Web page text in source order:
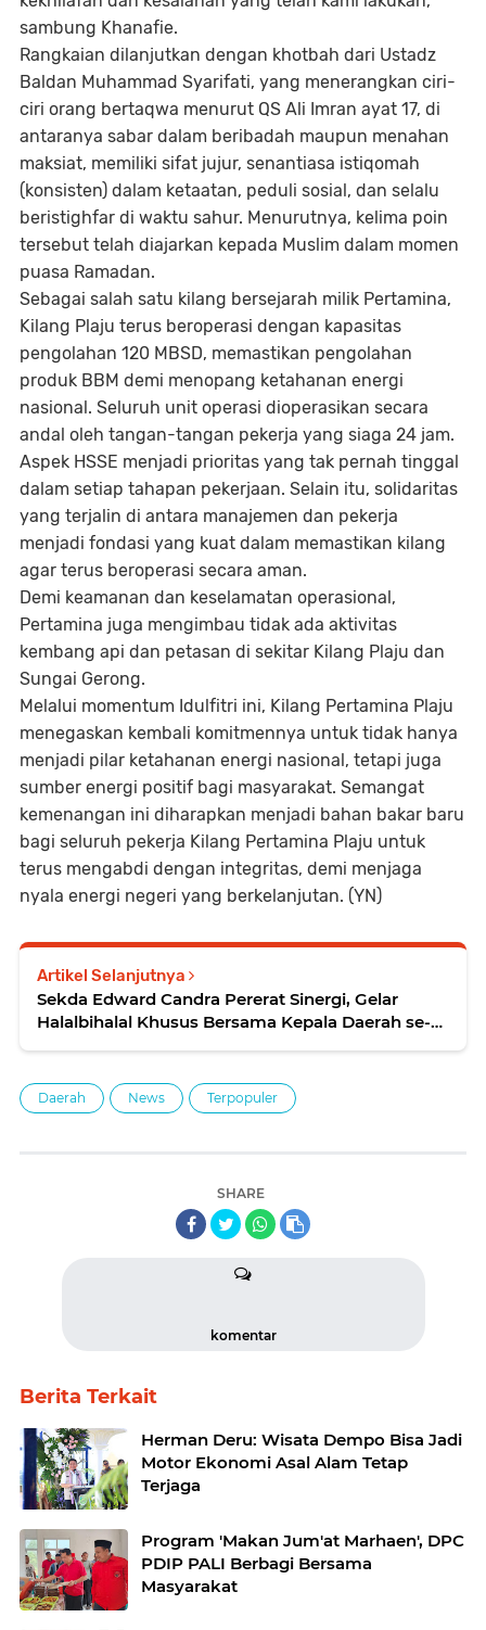
sambung Khanafie.
Rangkaian dilanjutkan dengan khotbah dari Ustadz
Baldan Muhammad Syarifati, yang menerangkan ciri-
ciri orang bertaqwa menurut QS Ali Imran ayat 17, di
antaranya sabar dalam beribadah maupun menahan
maksiat, memiliki sifat jujur, senantiasa istiqomah
(konsisten) dalam ketaatan, peduli sosial, dan selalu
beristighfar di waktu sahur. Menurutnya, kelima poin
tersebut telah diajarkan kepada Muslim dalam momen
puasa Ramadan.
Sebagai salah satu kilang bersejarah milik Pertamina,
Kilang Plaju terus beroperasi dengan kapasitas
pengolahan 120 MBSD, memastikan pengolahan
produk BBM demi menopang ketahanan energi
nasional. Seluruh unit operasi dioperasikan secara
andal oleh tangan-tangan pekerja yang siaga 24 jam.
Aspek HSSE menjadi prioritas yang tak pernah tinggal
dalam setiap tahapan pekerjaan. Selain itu, solidaritas
yang terjalin di antara manajemen dan pekerja
menjadi fondasi yang kuat dalam memastikan kilang
agar terus beroperasi secara aman.
Demi keamanan dan keselamatan operasional,
Pertamina juga mengimbau tidak ada aktivitas
kembang api dan petasan di sekitar Kilang Plaju dan
Sungai Gerong.
Melalui momentum Idulfitri ini, Kilang Pertamina Plaju
menegaskan kembali komitmennya untuk tidak hanya
menjadi pilar ketahanan energi nasional, tetapi juga
sumber energi positif bagi masyarakat. Semangat
kemenangan ini diharapkan menjadi bahan bakar baru
bagi seluruh pekerja Kilang Pertamina Plaju untuk
terus mengabdi dengan integritas, demi menjaga
nyala energi negeri yang berkelanjutan. (YN)
Artikel Selanjutnya
Sekda Edward Candra Pererat Sinergi, Gelar
Halalbihalal Khusus Bersama Kepala Daerah se-
Daerah News Terpopuler
SHARE
komentar
Berita Terkait
Herman Deru: Wisata Dempo Bisa Jadi
Motor Ekonomi Asal Alam Tetap
Terjaga
Program 'Makan Jum'at Marhaen', DPC
PDIP PALI Berbagi Bersama
Masyarakat